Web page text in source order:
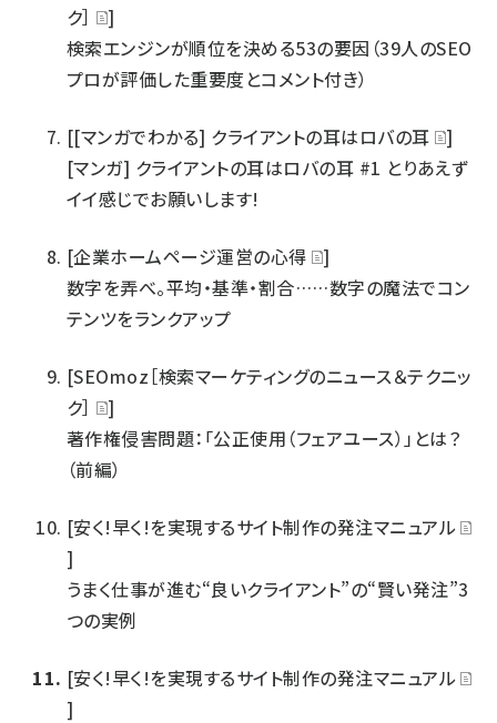
ク］
]
検索エンジンが順位を決める53の要因（39人のSEO
プロが評価した重要度とコメント付き）
[[マンガでわかる] クライアントの耳はロバの耳
]
[マンガ] クライアントの耳はロバの耳 #1 とりあえず
イイ感じでお願いします!
[企業ホームページ運営の心得
]
数字を弄べ。平均・基準・割合……数字の魔法でコン
テンツをランクアップ
[SEOmoz［検索マーケティングのニュース＆テクニッ
ク］
]
著作権侵害問題：「公正使用（フェアユース）」とは？
（前編）
[安く!早く!を実現するサイト制作の発注マニュアル
]
うまく仕事が進む“良いクライアント”の“賢い発注”3
つの実例
[安く!早く!を実現するサイト制作の発注マニュアル
]